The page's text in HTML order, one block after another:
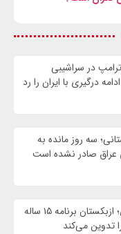
در سراشیبی
درگیری با ایران را رد
سه روز مانده به
عراق صادر نشده است
نقشه راه مشترک انرژی؛ ازبکستان برنامه ۱۵ ساله
تدوین می‌کند